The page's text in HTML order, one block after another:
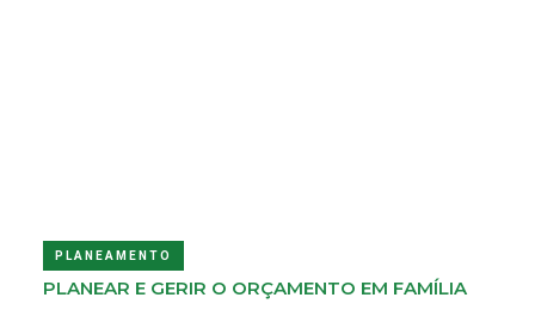
PLANEAMENTO
PLANEAR E GERIR O ORÇAMENTO EM FAMÍLIA